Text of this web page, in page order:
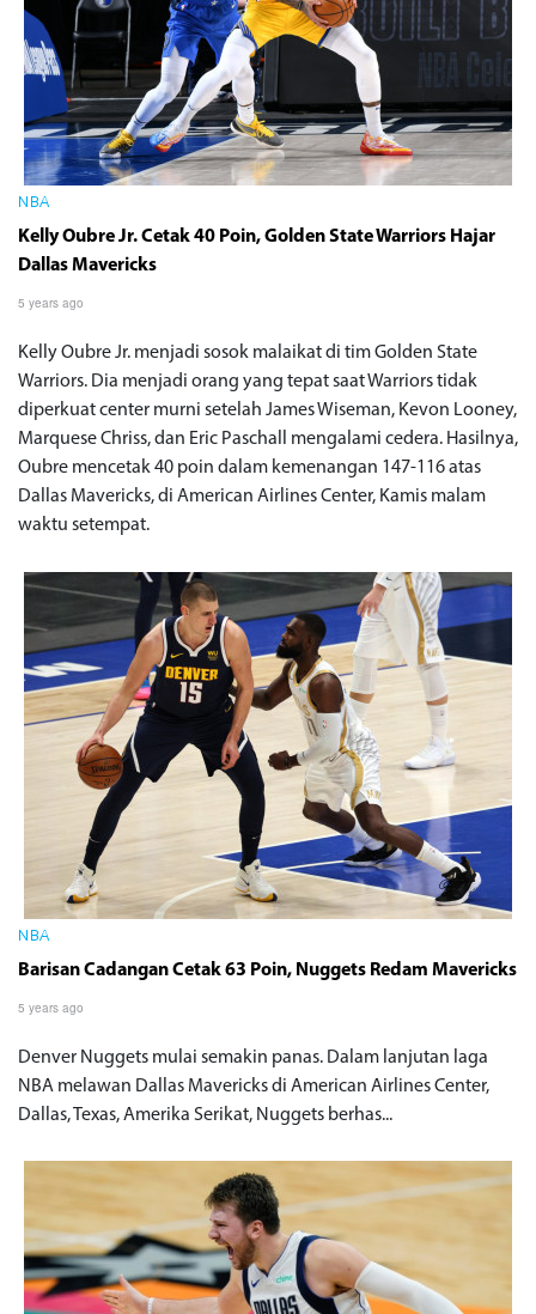
NBA
Kelly Oubre Jr. Cetak 40 Poin, Golden State Warriors Hajar
Dallas Mavericks
5 years ago
Kelly Oubre Jr. menjadi sosok malaikat di tim Golden State
Warriors. Dia menjadi orang yang tepat saat Warriors tidak
diperkuat center murni setelah James Wiseman, Kevon Looney,
Marquese Chriss, dan Eric Paschall mengalami cedera. Hasilnya,
Oubre mencetak 40 poin dalam kemenangan 147-116 atas
Dallas Mavericks, di American Airlines Center, Kamis malam
waktu setempat.
NBA
Barisan Cadangan Cetak 63 Poin, Nuggets Redam Mavericks
5 years ago
Denver Nuggets mulai semakin panas. Dalam lanjutan laga
NBA melawan Dallas Mavericks di American Airlines Center,
Dallas, Texas, Amerika Serikat, Nuggets berhas...